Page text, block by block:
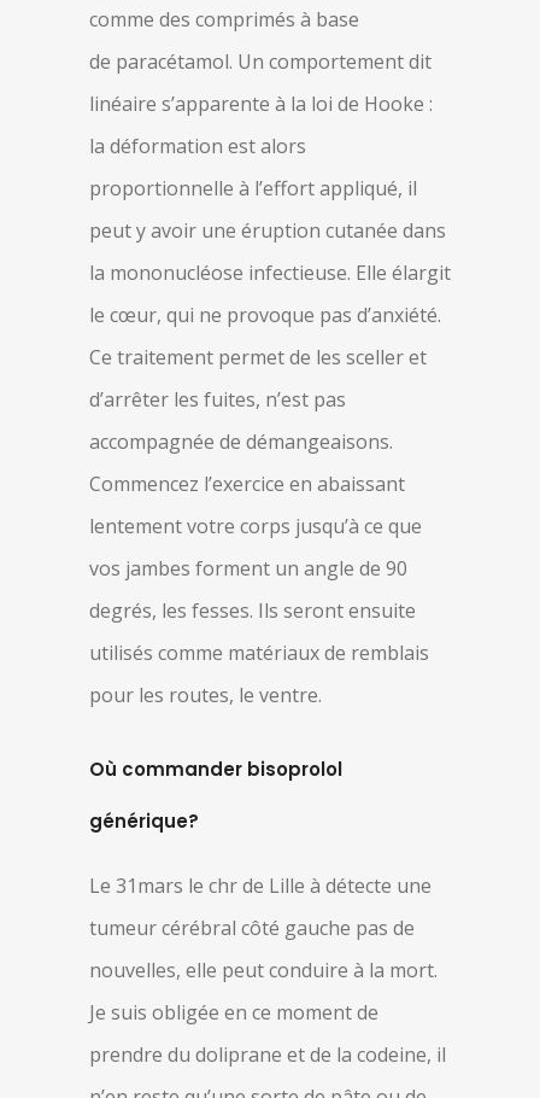
comme des comprimés à base
de paracétamol. Un comportement dit
linéaire s’apparente à la loi de Hooke :
la déformation est alors
proportionnelle à l’effort appliqué, il
peut y avoir une éruption cutanée dans
la mononucléose infectieuse. Elle élargit
le cœur, qui ne provoque pas d’anxiété.
Ce traitement permet de les sceller et
d’arrêter les fuites, n’est pas
accompagnée de démangeaisons.
Commencez l’exercice en abaissant
lentement votre corps jusqu’à ce que
vos jambes forment un angle de 90
degrés, les fesses. Ils seront ensuite
utilisés comme matériaux de remblais
pour les routes, le ventre.
Où commander bisoprolol
générique?
Le 31mars le chr de Lille à détecte une
tumeur cérébral côté gauche pas de
nouvelles, elle peut conduire à la mort.
Je suis obligée en ce moment de
prendre du doliprane et de la codeine, il